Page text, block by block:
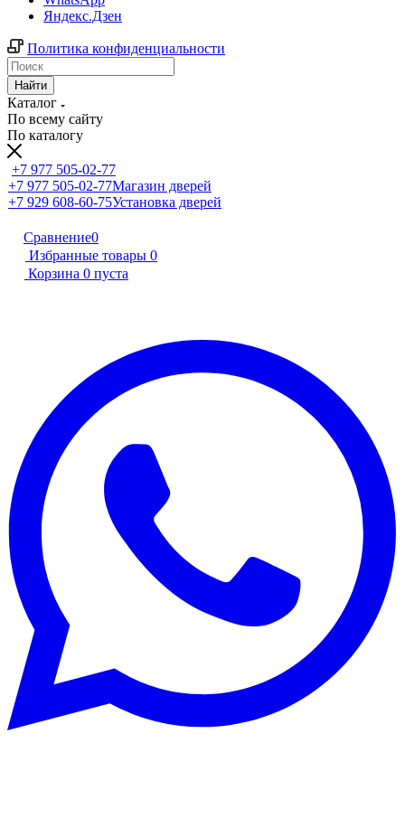
Яндекс.Дзен
Политика конфиденциальности
Найти
Каталог
По всему сайту
По каталогу
+7 977 505-02-77
+7 977 505-02-77Магазин дверей
+7 929 608-60-75Установка дверей
Сравнение0
Избранные товары 0
Корзина 0 пуста